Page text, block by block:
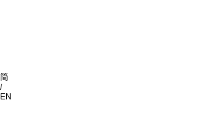
简
/
EN